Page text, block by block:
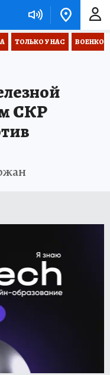
ТОЛЬКО У НАС
СКР